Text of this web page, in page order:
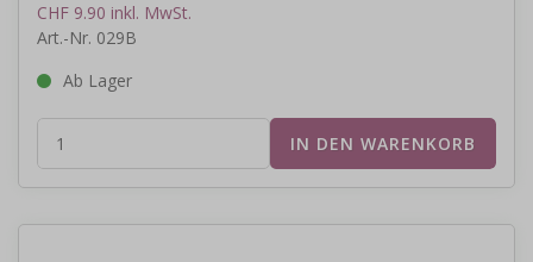
CHF 9.90 inkl. MwSt.
Art.-Nr. 029B
Ab Lager